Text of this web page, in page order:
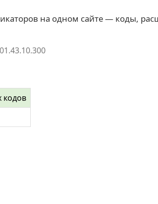
на одном сайте — коды,
кодов